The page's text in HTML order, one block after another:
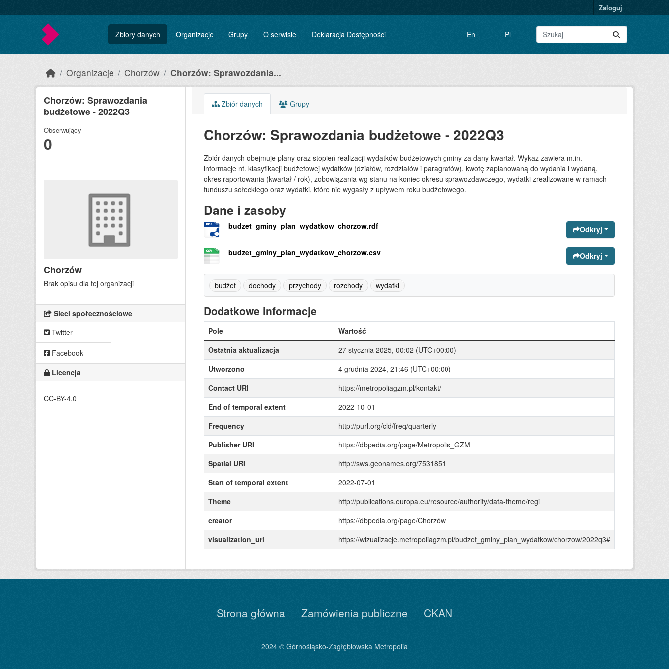
Zaloguj
Zbiory danych Organizacje Grupy O serwisie Deklaracja Dostępności En Pl
Organizacje Chorzów Chorzów: Sprawozdania...
Chorzów: Sprawozdania
budżetowe - 2022Q3
Obserwujący
0
Chorzów
Brak opisu dla tej organizacji
Sieci społecznościowe
Twitter
Facebook
Licencja
CC-BY-4.0
Zbiór danych Grupy
Chorzów: Sprawozdania budżetowe - 2022Q3
Zbiór danych obejmuje plany oraz stopień realizacji wydatków budżetowych gminy za dany kwartał. Wykaz zawiera m.in.
informacje nt. klasyfikacji budżetowej wydatków (działów, rozdziałów i paragrafów), kwotę zaplanowaną do wydania i wydaną,
okres raportowania (kwartał / rok), zobowiązania wg stanu na koniec okresu sprawozdawczego, wydatki zrealizowane w ramach
funduszu sołeckiego oraz wydatki, które nie wygasły z upływem roku budżetowego.
Dane i zasoby
budzet_gminy_plan_wydatkow_chorzow.rdf Odkryj
budzet_gminy_plan_wydatkow_chorzow.csv Odkryj
budżet dochody przychody rozchody wydatki
Dodatkowe informacje
Pole
Wartość
Ostatnia aktualizacja
27 stycznia 2025, 00:02 (UTC+00:00)
Utworzono
4 grudnia 2024, 21:46 (UTC+00:00)
Contact URI
https://metropoliagzm.pl/kontakt/
End of temporal extent
2022-10-01
Frequency
http://purl.org/cld/freq/quarterly
Publisher URI
https://dbpedia.org/page/Metropolis_GZM
Spatial URI
http://sws.geonames.org/7531851
Start of temporal extent
2022-07-01
Theme
http://publications.europa.eu/resource/authority/data-theme/regi
creator
https://dbpedia.org/page/Chorzów
visualization_url
https://wizualizacje.metropoliagzm.pl/budzet_gminy_plan_wydatkow/chorzow/2022q3#
Strona główna Zamówienia publiczne CKAN
2024 © Górnośląsko-Zagłębiowska Metropolia